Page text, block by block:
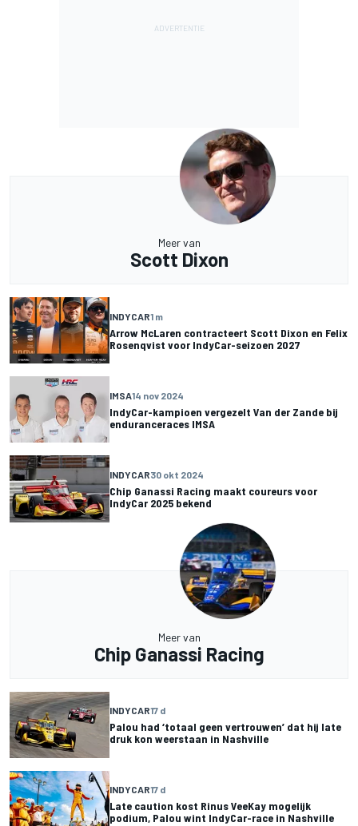
Meer van
Scott Dixon
INDYCAR1 m
Arrow McLaren contracteert Scott Dixon en Felix
Rosenqvist voor IndyCar-seizoen 2027
IMSA14 nov 2024
IndyCar-kampioen vergezelt Van der Zande bij
enduranceraces IMSA
INDYCAR30 okt 2024
Chip Ganassi Racing maakt coureurs voor
IndyCar 2025 bekend
Meer van
Chip Ganassi Racing
INDYCAR17 d
Palou had ‘totaal geen vertrouwen’ dat hij late
druk kon weerstaan in Nashville
INDYCAR17 d
Late caution kost Rinus VeeKay mogelijk
podium, Palou wint IndyCar-race in Nashville